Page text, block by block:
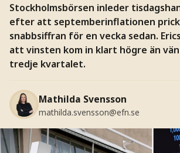
Stockholmsbörsen inleder
efter att septemberinflationen
snabbsiffran för en vecka sedan.
att vinsten kom in klart högre än
tredje kvartalet.
Mathilda Svensson
mathilda.svensson@efn.se